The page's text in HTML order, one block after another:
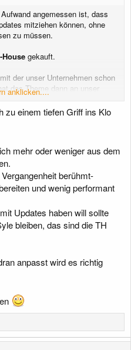
angemessen ist, dass
mitziehen können, ohne
zu müssen.
House gekauft.
der unser Unternehmen schon
das Theme dann an unser
anklicken....
zu einem tiefen Griff ins Klo
mehr oder weniger aus dem
berühmt-
und wenig performant
Updates haben will sollte
bleiben, das sind die TH
anpasst wird es richtig